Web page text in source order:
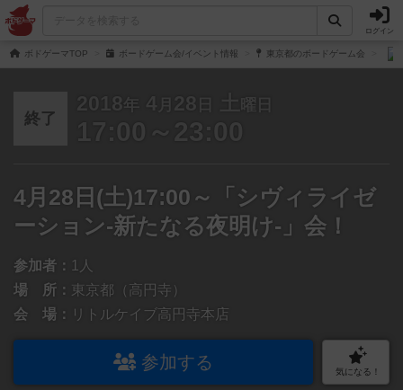
ログイン
ボドゲーマTOP ボードゲーム会/イベント情報 東京都のボードゲーム会
終了
2018 年 4 月 28 日 土 曜日
17:00～23:00
4月28日(土)17:00～「シヴィライゼ
ーション-新たなる夜明け-」会！
参加者： 1人
場 所： 東京都（高円寺）
会 場：
リトルケイブ高円寺本店
参加する 気になる！